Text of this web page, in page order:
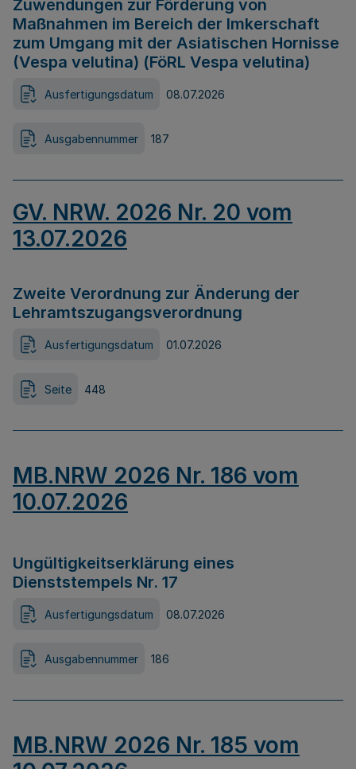
Zuwendungen zur Förderung von
Maßnahmen im Bereich der Imkerschaft
zum Umgang mit der Asiatischen Hornisse
(Vespa velutina) (FöRL Vespa velutina)
Ausfertigungsdatum 08.07.2026
Ausgabennummer 187
GV. NRW. 2026 Nr. 20 vom
13.07.2026
Zweite Verordnung zur Änderung der
Lehramtszugangsverordnung
Ausfertigungsdatum 01.07.2026
Seite 448
MB.NRW 2026 Nr. 186 vom
10.07.2026
Ungültigkeitserklärung eines
Dienststempels Nr. 17
Ausfertigungsdatum 08.07.2026
Ausgabennummer 186
MB.NRW 2026 Nr. 185 vom